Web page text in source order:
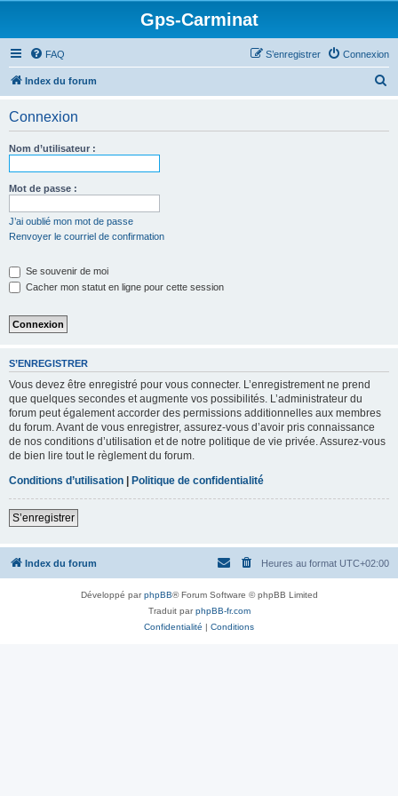
Gps-Carminat
FAQ Connexion
S’enregistrer
Index du forum
Connexion
Nom d’utilisateur :
Mot de passe :
J’ai oublié mon mot de passe
Renvoyer le courriel de confirmation
Se souvenir de moi
Cacher mon statut en ligne pour cette session
S’ENREGISTRER
Vous devez être enregistré pour vous connecter. L’enregistrement ne prend
que quelques secondes et augmente vos possibilités. L’administrateur du
forum peut également accorder des permissions additionnelles aux membres
du forum. Avant de vous enregistrer, assurez-vous d’avoir pris connaissance
de nos conditions d’utilisation et de notre politique de vie privée. Assurez-vous
de bien lire tout le règlement du forum.
Conditions d’utilisation | Politique de confidentialité
S’enregistrer
Index du forum Heures au format UTC+02:00
Développé parphpBB® Forum Software © phpBB Limited
Traduit parphpBB-fr.com
Confidentialité | Conditions